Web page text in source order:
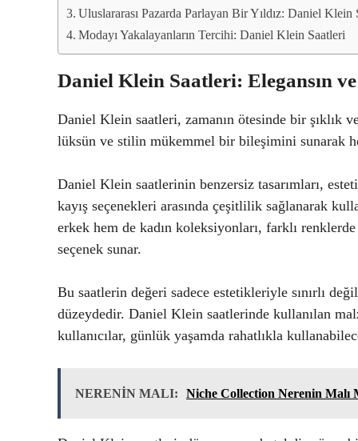
Uluslararası Pazarda Parlayan Bir Yıldız: Daniel Klein
Modayı Yakalayanların Tercihi: Daniel Klein Saatleri
Daniel Klein Saatleri: Elegansın
Daniel Klein saatleri, zamanın ötesinde bir şıklık
lüksün ve stilin mükemmel bir bileşimini sunarak
Daniel Klein saatlerinin benzersiz tasarımları,
kayış seçenekleri arasında çeşitlilik sağlanarak
erkek hem de kadın koleksiyonları, farklı
seçenek sunar.
Bu saatlerin değeri sadece estetikleriyle sınırlı
düzeydedir. Daniel Klein saatlerinde kullanılan
kullanıcılar, günlük yaşamda rahatlıkla
NERENİN MALI: Niche Collection Nerenin Malı